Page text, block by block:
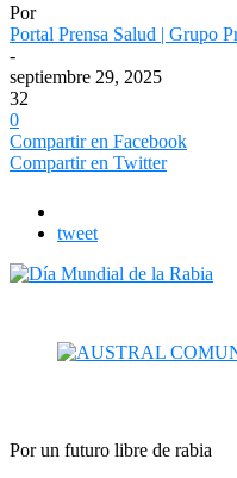
Por
Portal Prensa Salud | Grupo
-
septiembre 29, 2025
32
0
Compartir en Facebook
Compartir en Twitter
tweet
Por un futuro libre de rabia